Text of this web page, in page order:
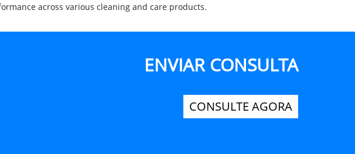
across various cleaning and care products.
ENVIAR CONSULTA
CONSULTE AGORA